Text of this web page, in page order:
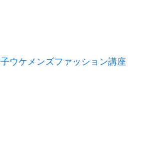
ウケメンズファッション講座